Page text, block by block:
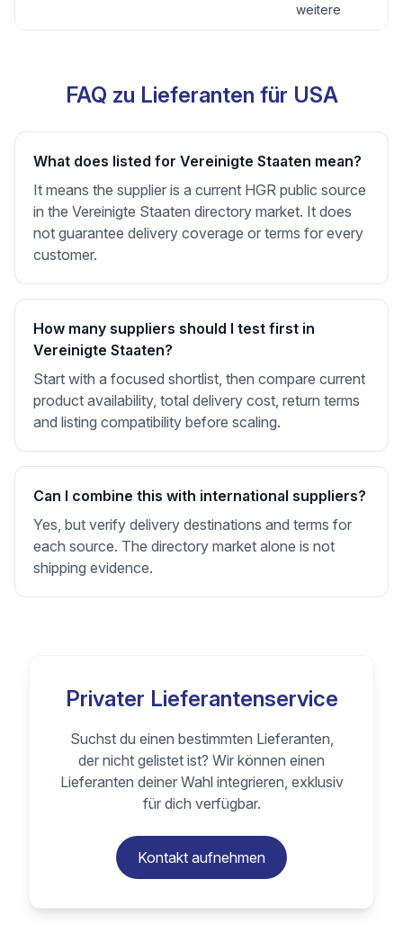
weitere
FAQ zu Lieferanten für USA
What does listed for Vereinigte Staaten mean?
It means the supplier is a current HGR public source
in the Vereinigte Staaten directory market. It does
not guarantee delivery coverage or terms for every
customer.
How many suppliers should I test first in
Vereinigte Staaten?
Start with a focused shortlist, then compare current
product availability, total delivery cost, return terms
and listing compatibility before scaling.
Can I combine this with international suppliers?
Yes, but verify delivery destinations and terms for
each source. The directory market alone is not
shipping evidence.
Privater Lieferantenservice
Suchst du einen bestimmten Lieferanten,
der nicht gelistet ist? Wir können einen
Lieferanten deiner Wahl integrieren, exklusiv
für dich verfügbar.
Kontakt aufnehmen